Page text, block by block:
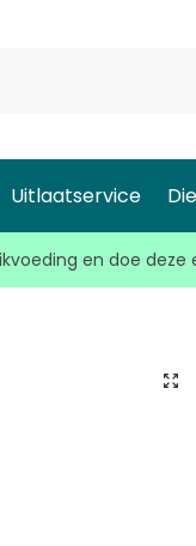
Uitlaatservice
en doe